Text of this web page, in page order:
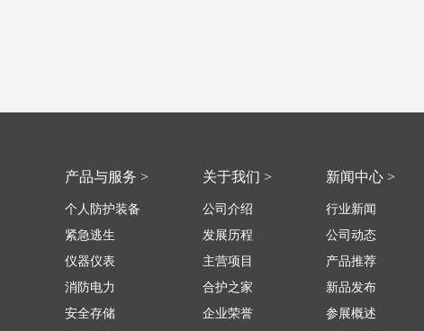
产品与服务 >
个人防护装备
紧急逃生
仪器仪表
消防电力
安全存储
关于我们 >
公司介绍
发展历程
主营项目
合护之家
企业荣誉
新闻中心 >
行业新闻
公司动态
产品推荐
新品发布
参展概述